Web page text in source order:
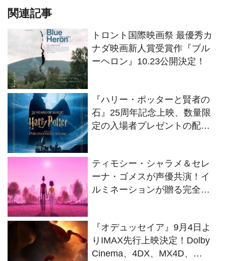
関連記事
トロント国際映画祭 最優秀カ
ナダ映画新人賞受賞作『ブル
ーヘロン』10.23公開決定！
『ハリー・ポッターと賢者の
石』25周年記念上映、数量限
定の入場者プレゼントの配布
ティモシー・シャラメ＆セレ
ーナ・ゴメスが声優共演！イ
ルミネーションが贈る完全オ
『オデュッセイア』9月4日よ
りIMAX先行上映決定！Dolby
Cinema、4DX、MX4D、